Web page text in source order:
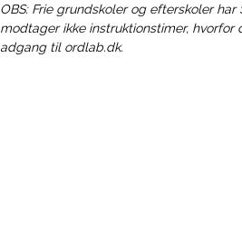
OBS: Frie grundskoler og efterskoler
modtager ikke instruktionstimer, hvorfor
adgang til ordlab.dk.